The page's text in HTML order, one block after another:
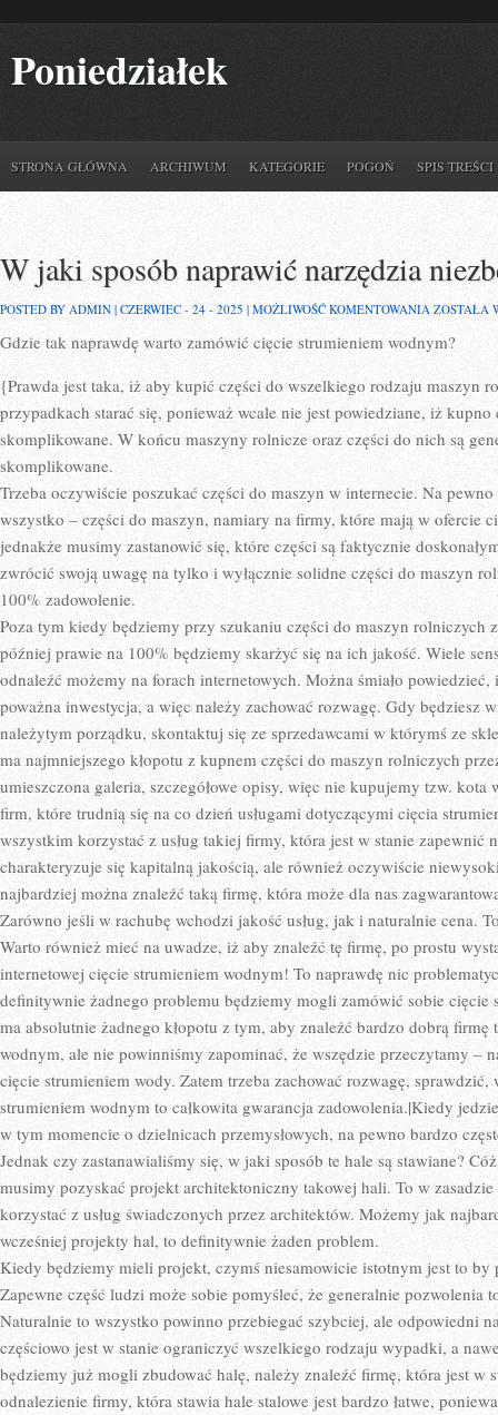
Poniedziałek
STRONA GŁÓWNA ARCHIWUM KATEGORIE POGOŃ SPIS TREŚCI
W jaki sposób naprawić narzędzia
POSTED BY ADMIN | CZERWIEC - 24 - 2025 | MOŻLIWOŚĆ KOMENTOWANIA W
SPOSÓB
W
FIRMIE?
ZOSTAŁA
Gdzie tak naprawdę warto zamówić cięcie strumieniem wodnym?
{Prawda jest taka, iż aby kupić części do wszelkiego rodzaju maszyn
przypadkach starać się, ponieważ wcale nie jest powiedziane, iż
skomplikowane. W końcu maszyny rolnicze oraz części do nich są
skomplikowane.
Trzeba oczywiście poszukać części do maszyn w internecie. Na
wszystko – części do maszyn, namiary na firmy, które mają w ofercie
jednakże musimy zastanowić się, które części są faktycznie
zwrócić swoją uwagę na tylko i wyłącznie solidne części do maszyn
100% zadowolenie.
Poza tym kiedy będziemy przy szukaniu części do maszyn rolniczych
później prawie na 100% będziemy skarżyć się na ich jakość. Wiele
odnaleźć możemy na forach internetowych. Można śmiało
poważna inwestycja, a więc należy zachować rozwagę. Gdy będziesz
należytym porządku, skontaktuj się ze sprzedawcami w którymś ze
ma najmniejszego kłopotu z kupnem części do maszyn rolniczych
umieszczona galeria, szczegółowe opisy, więc nie kupujemy tzw.
firm, które trudnią się na co dzień usługami dotyczącymi cięcia
wszystkim korzystać z usług takiej firmy, która jest w stanie zapewnić
charakteryzuje się kapitalną jakością, ale również oczywiście
najbardziej można znaleźć taką firmę, która może dla nas
Zarówno jeśli w rachubę wchodzi jakość usług, jak i naturalnie cena.
Warto również mieć na uwadze, iż aby znaleźć tę firmę, po prostu
internetowej cięcie strumieniem wodnym! To naprawdę nic
definitywnie żadnego problemu będziemy mogli zamówić sobie cięcie
ma absolutnie żadnego kłopotu z tym, aby znaleźć bardzo dobrą
wodnym, ale nie powinniśmy zapominać, że wszędzie przeczytamy –
cięcie strumieniem wody. Zatem trzeba zachować rozwagę,
strumieniem wodnym to całkowita gwarancja zadowolenia.|Kiedy
w tym momencie o dzielnicach przemysłowych, na pewno bardzo
Jednak czy zastanawialiśmy się, w jaki sposób te hale są stawiane?
musimy pozyskać projekt architektoniczny takowej hali. To w
korzystać z usług świadczonych przez architektów. Możemy jak
wcześniej projekty hal, to definitywnie żaden problem.
Kiedy będziemy mieli projekt, czymś niesamowicie istotnym jest to by
Zapewne część ludzi może sobie pomyśleć, że generalnie pozwolenia
Naturalnie to wszystko powinno przebiegać szybciej, ale odpowiedni
częściowo jest w stanie ograniczyć wszelkiego rodzaju wypadki, a
będziemy już mogli zbudować halę, należy znaleźć firmę, która jest w
odnalezienie firmy, która stawia hale stalowe jest bardzo łatwe,